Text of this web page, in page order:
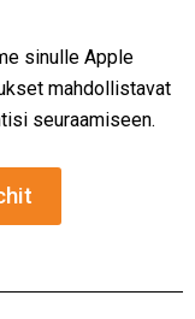
sinulle Apple
mahdollistavat
seuraamiseen.